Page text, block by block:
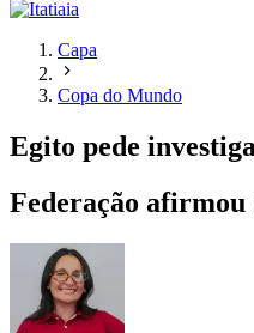
Capa
Copa do Mundo
Egito pede
Federação